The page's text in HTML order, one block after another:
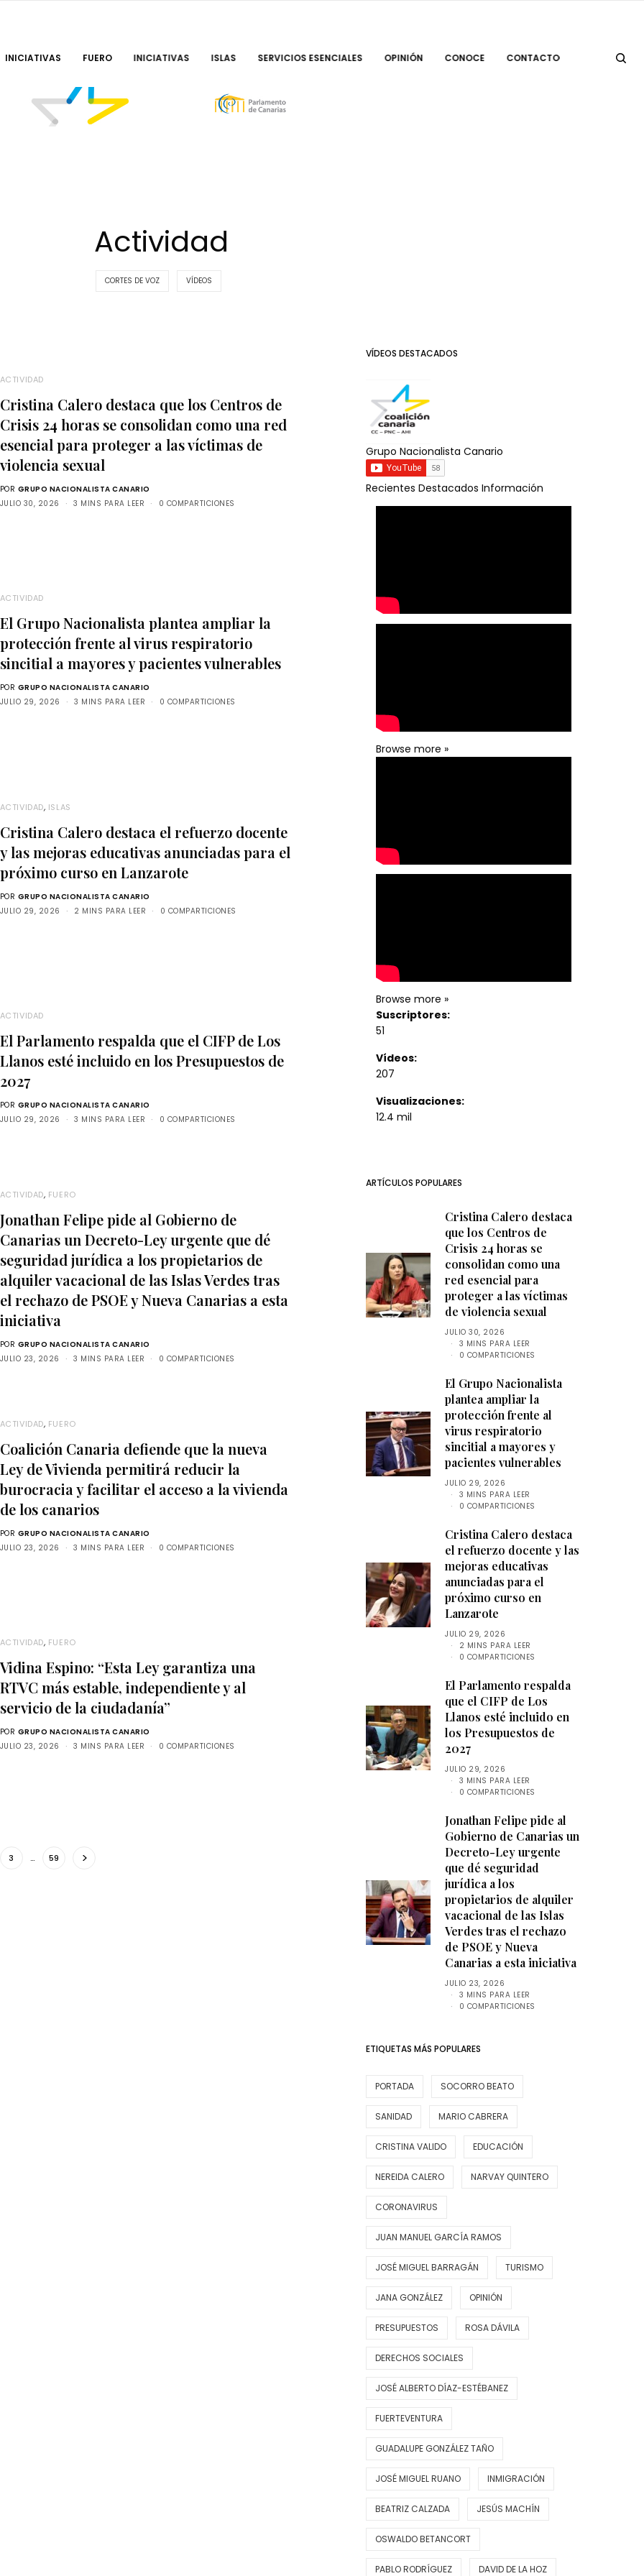
INICIATIVAS FUERO INICIATIVAS ISLAS SERVICIOS ESENCIALES OPINIÓN CONOCE CONTACTO
Actividad
CORTES DE VOZ VÍDEOS
ACTIVIDAD
Cristina Calero destaca que los Centros de
Crisis 24 horas se consolidan como una red
esencial para proteger a las víctimas de
violencia sexual
POR GRUPO NACIONALISTA CANARIO
JULIO 30, 2026
3 MINS PARA LEER 0 COMPARTICIONES
ACTIVIDAD
El Grupo Nacionalista plantea ampliar la
protección frente al virus respiratorio
sincitial a mayores y pacientes vulnerables
POR GRUPO NACIONALISTA CANARIO
JULIO 29, 2026
3 MINS PARA LEER 0 COMPARTICIONES
ACTIVIDAD, ISLAS
Cristina Calero destaca el refuerzo docente
y las mejoras educativas anunciadas para el
próximo curso en Lanzarote
POR GRUPO NACIONALISTA CANARIO
JULIO 29, 2026
2 MINS PARA LEER 0 COMPARTICIONES
ACTIVIDAD
El Parlamento respalda que el CIFP de Los
Llanos esté incluido en los Presupuestos de
2027
POR GRUPO NACIONALISTA CANARIO
JULIO 29, 2026
3 MINS PARA LEER 0 COMPARTICIONES
ACTIVIDAD, FUERO
Jonathan Felipe pide al Gobierno de
Canarias un Decreto-Ley urgente que dé
seguridad jurídica a los propietarios de
alquiler vacacional de las Islas Verdes tras
el rechazo de PSOE y Nueva Canarias a esta
iniciativa
POR GRUPO NACIONALISTA CANARIO
JULIO 23, 2026
3 MINS PARA LEER 0 COMPARTICIONES
ACTIVIDAD, FUERO
Coalición Canaria defiende que la nueva
Ley de Vivienda permitirá reducir la
burocracia y facilitar el acceso a la vivienda
de los canarios
POR GRUPO NACIONALISTA CANARIO
JULIO 23, 2026
3 MINS PARA LEER 0 COMPARTICIONES
ACTIVIDAD, FUERO
Vidina Espino: “Esta Ley garantiza una
RTVC más estable, independiente y al
servicio de la ciudadanía”
POR GRUPO NACIONALISTA CANARIO
JULIO 23, 2026
3 MINS PARA LEER 0 COMPARTICIONES
3 … 59
VÍDEOS DESTACADOS
Grupo Nacionalista Canario
Recientes Destacados Información
Browse more »
Browse more »
Suscriptores:
51
Vídeos:
207
Visualizaciones:
12.4 mil
ARTÍCULOS POPULARES
Cristina Calero destaca
que los Centros de
Crisis 24 horas se
consolidan como una
red esencial para
proteger a las víctimas
de violencia sexual
JULIO 30, 2026
3 MINS PARA LEER
0 COMPARTICIONES
El Grupo Nacionalista
plantea ampliar la
protección frente al
virus respiratorio
sincitial a mayores y
pacientes vulnerables
JULIO 29, 2026
3 MINS PARA LEER
0 COMPARTICIONES
Cristina Calero destaca
el refuerzo docente y las
mejoras educativas
anunciadas para el
próximo curso en
Lanzarote
JULIO 29, 2026
2 MINS PARA LEER
0 COMPARTICIONES
El Parlamento respalda
que el CIFP de Los
Llanos esté incluido en
los Presupuestos de
2027
JULIO 29, 2026
3 MINS PARA LEER
0 COMPARTICIONES
Jonathan Felipe pide al
Gobierno de Canarias un
Decreto-Ley urgente
que dé seguridad
jurídica a los
propietarios de alquiler
vacacional de las Islas
Verdes tras el rechazo
de PSOE y Nueva
Canarias a esta iniciativa
JULIO 23, 2026
3 MINS PARA LEER
0 COMPARTICIONES
ETIQUETAS MÁS POPULARES
PORTADA SOCORRO BEATO
SANIDAD MARIO CABRERA
CRISTINA VALIDO EDUCACIÓN
NEREIDA CALERO NARVAY QUINTERO
CORONAVIRUS
JUAN MANUEL GARCÍA RAMOS
JOSÉ MIGUEL BARRAGÁN TURISMO
JANA GONZÁLEZ OPINIÓN
PRESUPUESTOS ROSA DÁVILA
DERECHOS SOCIALES
JOSÉ ALBERTO DÍAZ-ESTÉBANEZ
FUERTEVENTURA
GUADALUPE GONZÁLEZ TAÑO
JOSÉ MIGUEL RUANO INMIGRACIÓN
BEATRIZ CALZADA JESÚS MACHÍN
OSWALDO BETANCORT
PABLO RODRÍGUEZ DAVID DE LA HOZ